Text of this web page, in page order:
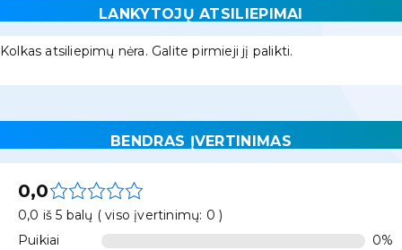
LANKYTOJŲ ATSILIEPIMAI
Kolkas atsiliepimų nėra. Galite pirmieji jį palikti.
BENDRAS ĮVERTINIMAS
0,0
0,0 iš 5 balų ( viso įvertinimų: 0 )
Puikiai
0%